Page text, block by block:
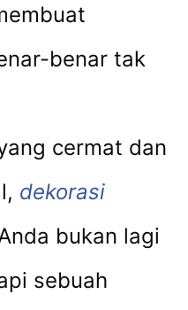
benar tak
cermat dan
dekorasi
bukan lagi
sebuah